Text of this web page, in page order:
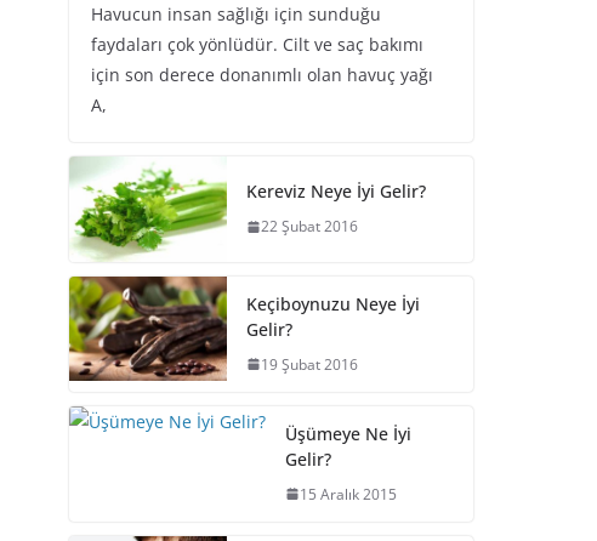
Havucun insan sağlığı için sunduğu
faydaları çok yönlüdür. Cilt ve saç bakımı
için son derece donanımlı olan havuç yağı
A,
Kereviz Neye İyi Gelir?
22 Şubat 2016
Keçiboynuzu Neye İyi
Gelir?
19 Şubat 2016
Üşümeye Ne İyi
Gelir?
15 Aralık 2015